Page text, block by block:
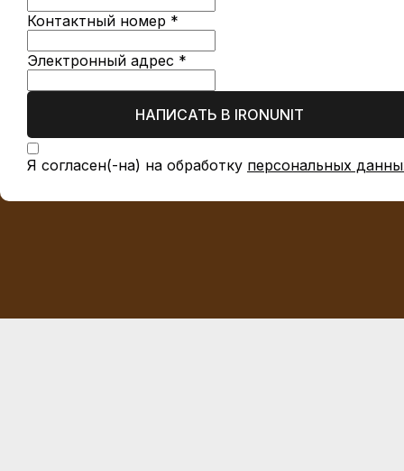
Контактный номер *
Электронный адрес *
НАПИСАТЬ В IRONUNIT
Я согласен(-на) на обработку персональных